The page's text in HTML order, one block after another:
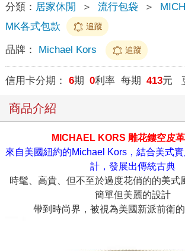
分類： 居家休閒 ＞ 流行包袋 ＞
MK各式包款
追蹤
品牌： Michael Kors 追蹤
信用卡分期： 6期 0利率 每期 413元
商品介紹
MICHAEL KORS 雕花鏤空皮
來自美國紐約的Michael Kors，結合美式
計，發展出傳統古典
時髦、高貴、但不至於過度花俏的的美式
簡單但美麗的設計
帶到時尚界，被視為美國新派前衛